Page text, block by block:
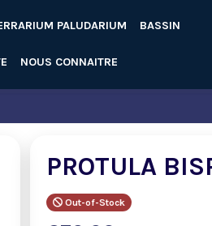
PALUDARIUM BASSIN
NOUS CONNAITRE
PROTULA
Out-of-Stock